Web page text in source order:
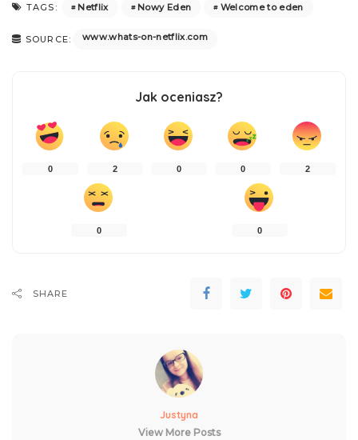
TAGS: Netflix Nowy Eden Welcome to eden
SOURCE: www.whats-on-netflix.com
Jak oceniasz?
0 2 0 0 2
0 0
SHARE
Justyna
View More Posts